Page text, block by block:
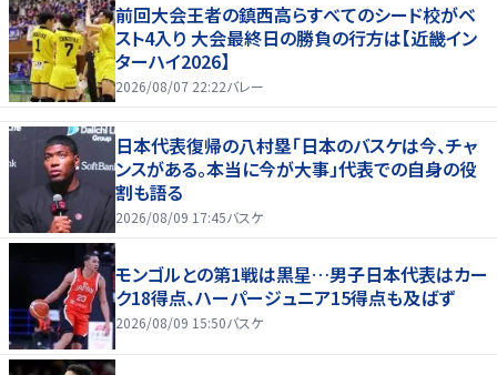
前回大会王者の鎮西高らすべてのシード校がベ
スト4入り 大会最終日の勝負の行方は【近畿イン
ターハイ2026】
2026/08/07 22:22バレー
日本代表復帰の八村塁「日本のバスケは今、チャ
ンスがある。本当に今が大事」代表での自身の役
割も語る
2026/08/09 17:45バスケ
モンゴルとの第1戦は黒星…男子日本代表はカー
ク18得点、ハーパージュニア15得点も及ばず
2026/08/09 15:50バスケ